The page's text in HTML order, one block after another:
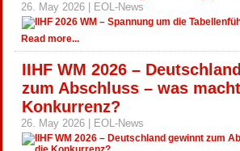
26. May 2026 | EOL-News
Read more...
IIHF WM 2026 –
zum Abschluss – was
Konkurrenz?
26. May 2026 | EOL-News